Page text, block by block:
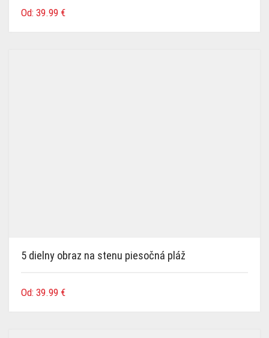
Od: 39.99 €
5 dielny obraz na stenu piesočná pláž
Od: 39.99 €